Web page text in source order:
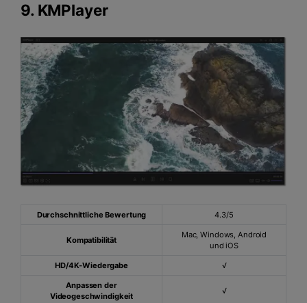
9. KMPlayer
Durchschnittliche Bewertung 4.3/5
Kompatibilität
Mac, Windows, Android
und iOS
HD/4K-Wiedergabe √
Anpassen der
Videogeschwindigkeit
√